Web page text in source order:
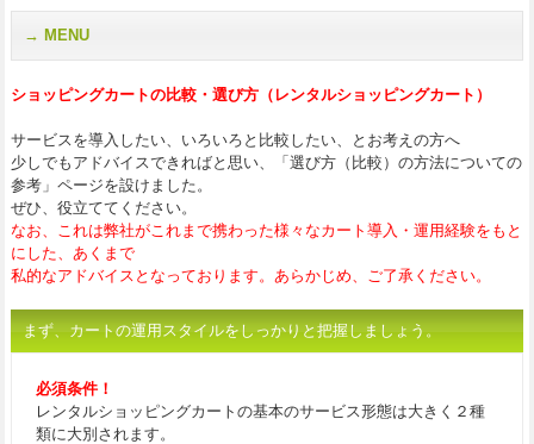
MENU
ショッピングカートの比較・選び方（レンタルショッピングカート）
サービスを導入したい、いろいろと比較したい、とお考えの方へ
少しでもアドバイスできればと思い、「選び方（比較）の方法についての
参考」ページを設けました。
ぜひ、役立ててください。
なお、これは弊社がこれまで携わった様々なカート導入・運用経験をもと
にした、あくまで
私的なアドバイスとなっております。あらかじめ、ご了承ください。
まず、カートの運用スタイルをしっかりと把握しましょう。
必須条件！
レンタルショッピングカートの基本のサービス形態は大きく２種
類に大別されます。